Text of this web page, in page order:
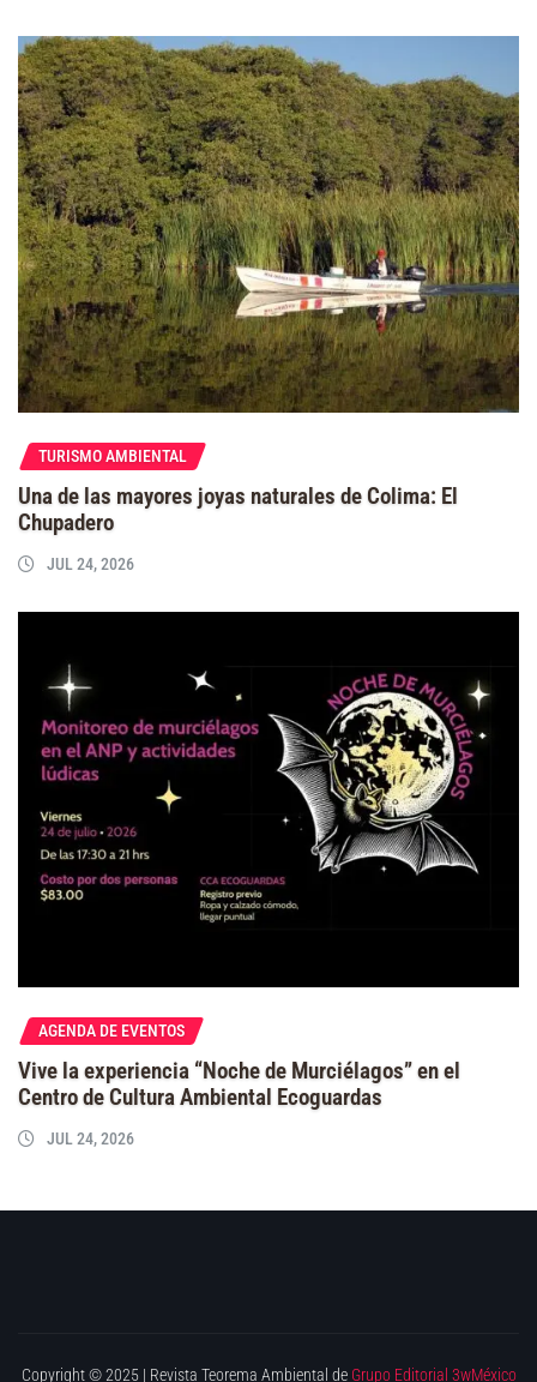
TURISMO AMBIENTAL
Una de las mayores joyas naturales de Colima: El
Chupadero
JUL 24, 2026
AGENDA DE EVENTOS
Vive la experiencia “Noche de Murciélagos” en el
Centro de Cultura Ambiental Ecoguardas
JUL 24, 2026
Copyright © 2025 | Revista Teorema Ambiental de Grupo Editorial 3wMéxico